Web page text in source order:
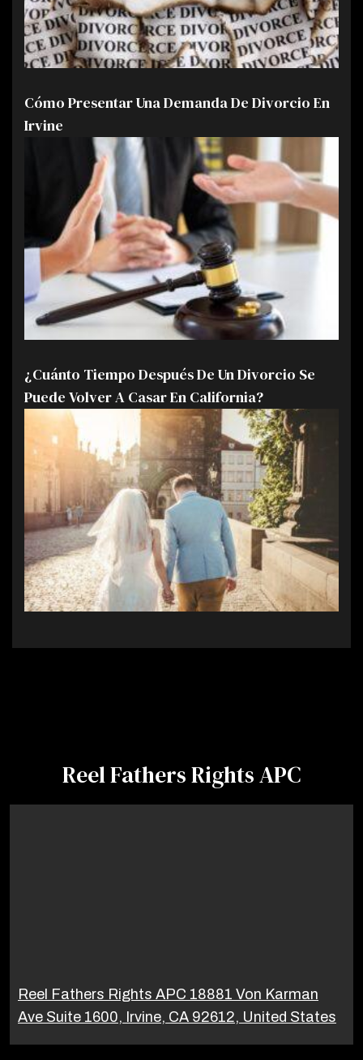
Cómo Presentar Una Demanda De Divorcio En
Irvine
¿Cuánto Tiempo Después De Un Divorcio Se
Puede Volver A Casar En California?
Reel Fathers Rights APC
Reel Fathers Rights APC 18881 Von Karman
Ave Suite 1600, Irvine, CA 92612, United States